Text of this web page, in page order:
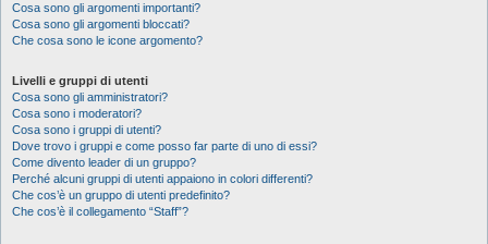
Cosa sono gli argomenti importanti?
Cosa sono gli argomenti bloccati?
Che cosa sono le icone argomento?
Livelli e gruppi di utenti
Cosa sono gli amministratori?
Cosa sono i moderatori?
Cosa sono i gruppi di utenti?
Dove trovo i gruppi e come posso far parte di uno di essi?
Come divento leader di un gruppo?
Perché alcuni gruppi di utenti appaiono in colori differenti?
Che cos’è un gruppo di utenti predefinito?
Che cos’è il collegamento “Staff”?